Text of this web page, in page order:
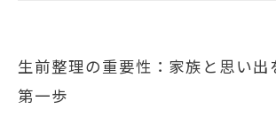
成功する生前整理のコツ：心の平
る
生前整理の重要性：家族と思い出
第一歩